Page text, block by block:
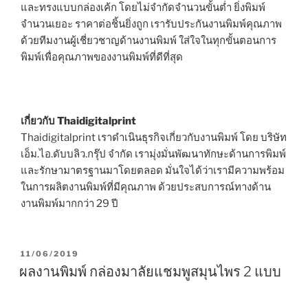
และทรงแบบกล่องเค้ก โดยไม่จำกัดจำนวนขั้นต่ำ ยิ่งพิมพ์
จำนวนเยอะ ราคาต่อชิ้นยิ่งถูก เรารับประกันงานพิมพ์คุณภาพ
ด้วยทีมงานผู้เชี่ยวชาญด้านงานพิมพ์ ใส่ใจในทุกขั้นตอนการ
พิมพ์เพื่อคุณภาพของงานพิมพ์ที่ดีที่สุด
เกี่ยวกับ Thaidigitalprint
Thaidigitalprint เราดำเนินธุรกิจเกี่ยวกับงานพิมพ์ โดย บริษัท
เอ็ม.ไอ.ดับบลิว.กรุ๊ป จำกัด เรามุ่งมั่นพัฒนาทักษะด้านการพิมพ์
และรักษามาตรฐานมาโดยตลอด มั่นใจได้ว่าเรามีความพร้อม
ในการผลิตงานพิมพ์ที่มีคุณภาพ ด้วยประสบการณ์ทางด้าน
งานพิมพ์มากกว่า 29 ปี
P
S
11/06/2019
ผลงานพิมพ์ กล่องมาลัยแชมพูสมุนไพร 2 แบบ